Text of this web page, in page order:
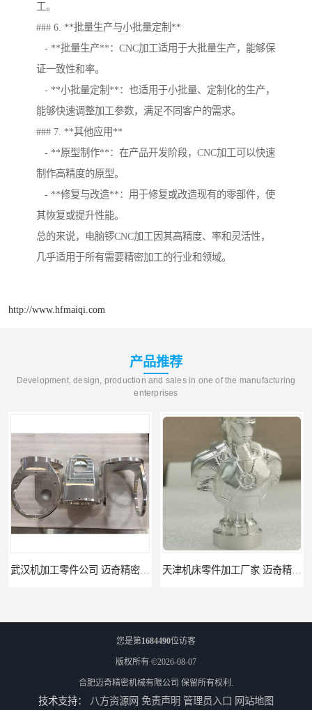
工。
### 6. **批量生产与小批量定制**
- **批量生产**：CNC加工适用于大批量生产，能够保
证一致性和率。
- **小批量定制**：也适用于小批量、定制化的生产，
能够快速调整加工参数，满足不同客户的需求。
### 7. **其他应用**
- **原型制作**：在产品开发阶段，CNC加工可以快速
制作高精度的原型。
- **修复与改造**：用于修复或改造现有的零部件，使
其恢复或提升性能。
总的来说，电脑锣CNC加工因其高精度、率和灵活性，
几乎适用于所有需要精密加工的行业和领域。
http://www.hfmaiqi.com
产品推荐
Development, design, production and sales in one of the manufacturing
enterprises
武汉机加工零件公司 迈奇精密机械 批量订单可免费打样 天津机床零件加工厂家 迈奇精密机械 一站式服务
您是第1684490位访客
版权所有 ©2026-08-07
合肥迈奇精密机械有限公司 保留所有权利.
技术支持： 八方资源网 免责声明 管理员入口 网站地图